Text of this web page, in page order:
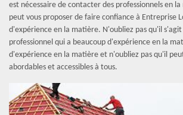
est nécessaire de contacter des professionnels en
peut vous proposer de faire confiance à Entreprise
d'expérience en la matière. N'oubliez pas qu'il
professionnel qui a beaucoup d'expérience en la
d'expérience en la matière et n'oubliez pas qu'il
abordables et accessibles à tous.